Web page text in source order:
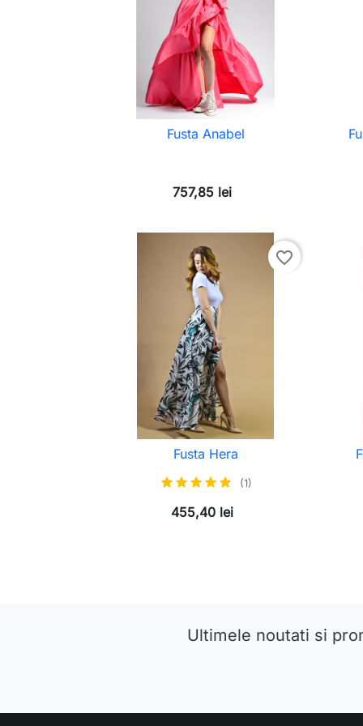
Fusta Anabel
757,85 lei
favorite_border
Fusta Hera
(1)
455,40 lei
Ultimele noutati si